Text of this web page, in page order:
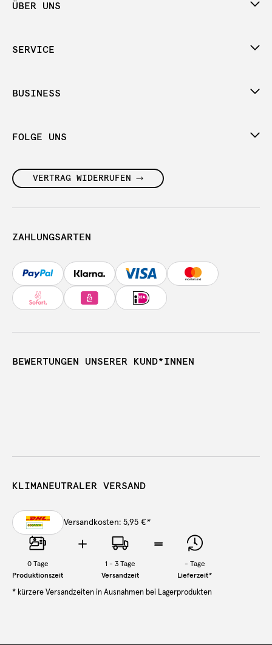
ÜBER UNS
SERVICE
BUSINESS
FOLGE UNS
VERTRAG WIDERRUFEN
ZAHLUNGSARTEN
BEWERTUNGEN UNSERER KUND*INNEN
KLIMANEUTRALER VERSAND
Versandkosten: 5,95 €*
0Tage
Produktionszeit
1 - 3 Tage
Versandzeit
- Tage
Lieferzeit*
* kürzere Versandzeiten in Ausnahmen bei Lagerprodukten